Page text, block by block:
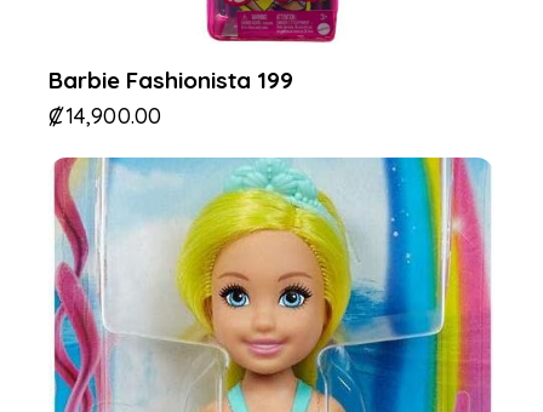
Barbie Fashionista 199
₡14,900.00